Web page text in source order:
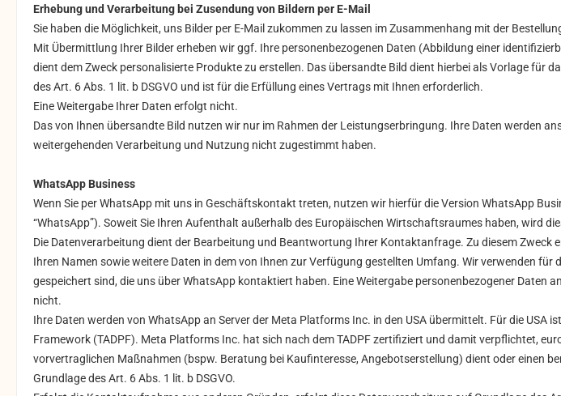
Erhebung und Verarbeitung bei Zusendung von Bildern per E-Mail
Sie haben die Möglichkeit, uns Bilder per E-Mail zukommen zu lassen im Zusammenhang mit der
Mit Übermittlung Ihrer Bilder erheben wir ggf. Ihre personenbezogenen Daten (Abbildung einer
dient dem Zweck personalisierte Produkte zu erstellen. Das übersandte Bild dient hierbei als Vorlage
des Art. 6 Abs. 1 lit. b DSGVO und ist für die Erfüllung eines Vertrags mit Ihnen erforderlich.
Eine Weitergabe Ihrer Daten erfolgt nicht.
Das von Ihnen übersandte Bild nutzen wir nur im Rahmen der Leistungserbringung. Ihre Daten werden
weitergehenden Verarbeitung und Nutzung nicht zugestimmt haben.
WhatsApp Business
Wenn Sie per WhatsApp mit uns in Geschäftskontakt treten, nutzen wir hierfür die Version WhatsApp
“WhatsApp”). Soweit Sie Ihren Aufenthalt außerhalb des Europäischen Wirtschaftsraumes haben, wird
Die Datenverarbeitung dient der Bearbeitung und Beantwortung Ihrer Kontaktanfrage. Zu diesem
Ihren Namen sowie weitere Daten in dem von Ihnen zur Verfügung gestellten Umfang. Wir verwenden
gespeichert sind, die uns über WhatsApp kontaktiert haben. Eine Weitergabe personenbezogener
nicht.
Ihre Daten werden von WhatsApp an Server der Meta Platforms Inc. in den USA übermittelt. Für die
Framework (TADPF). Meta Platforms Inc. hat sich nach dem TADPF zertifiziert und damit verpflichtet,
vorvertraglichen Maßnahmen (bspw. Beratung bei Kaufinteresse, Angebotserstellung) dient oder einen
Grundlage des Art. 6 Abs. 1 lit. b DSGVO.